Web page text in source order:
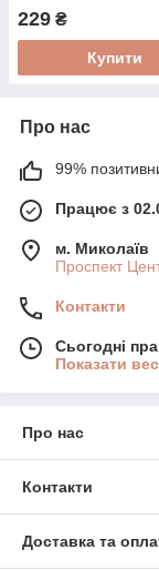
229 ₴
Купити
Про нас
99%
Працює з
м. Миколаїв
Проспект
Контакти
Сьогодні
Показати
Про нас
Контакти
Доставка та